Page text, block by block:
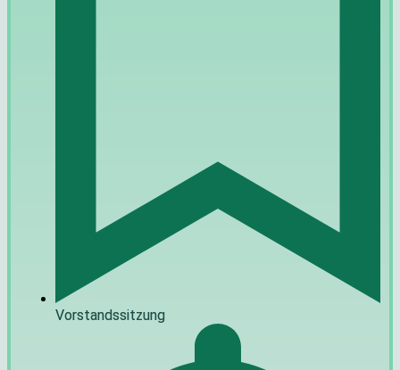
Vorstandssitzung